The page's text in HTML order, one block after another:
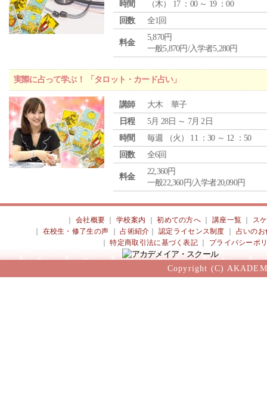
時間
（木） 17 ：00 ～ 19 ：00
回数
全1回
料金
5,870円
一般5,870円/入学者5,280円
実際に占って学ぶ！ 「タロット・カード占い」
講師
大木 華子
日程
5月 28日 ～ 7月 2日
時間
毎週 （火 ） 11 ：30 ～ 12 ：50
回数
全6回
料金
22,360円
一般22,360円/入学者20,090円
会社概要 ｜学校案内 ｜初めての方へ 講座一覧
ス
在校生・修了生の声 ｜占術紹介 ｜認定ライセンス制度
占いのお
｜特定商取引法に基づく表記 プライバシーポ
Copyright (C)